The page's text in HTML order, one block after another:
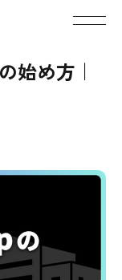
始め方｜